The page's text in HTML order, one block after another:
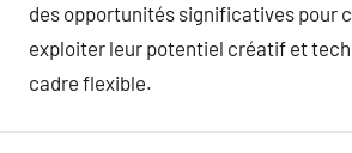
des opportunités significatives pour
exploiter leur potentiel créatif et
cadre flexible.